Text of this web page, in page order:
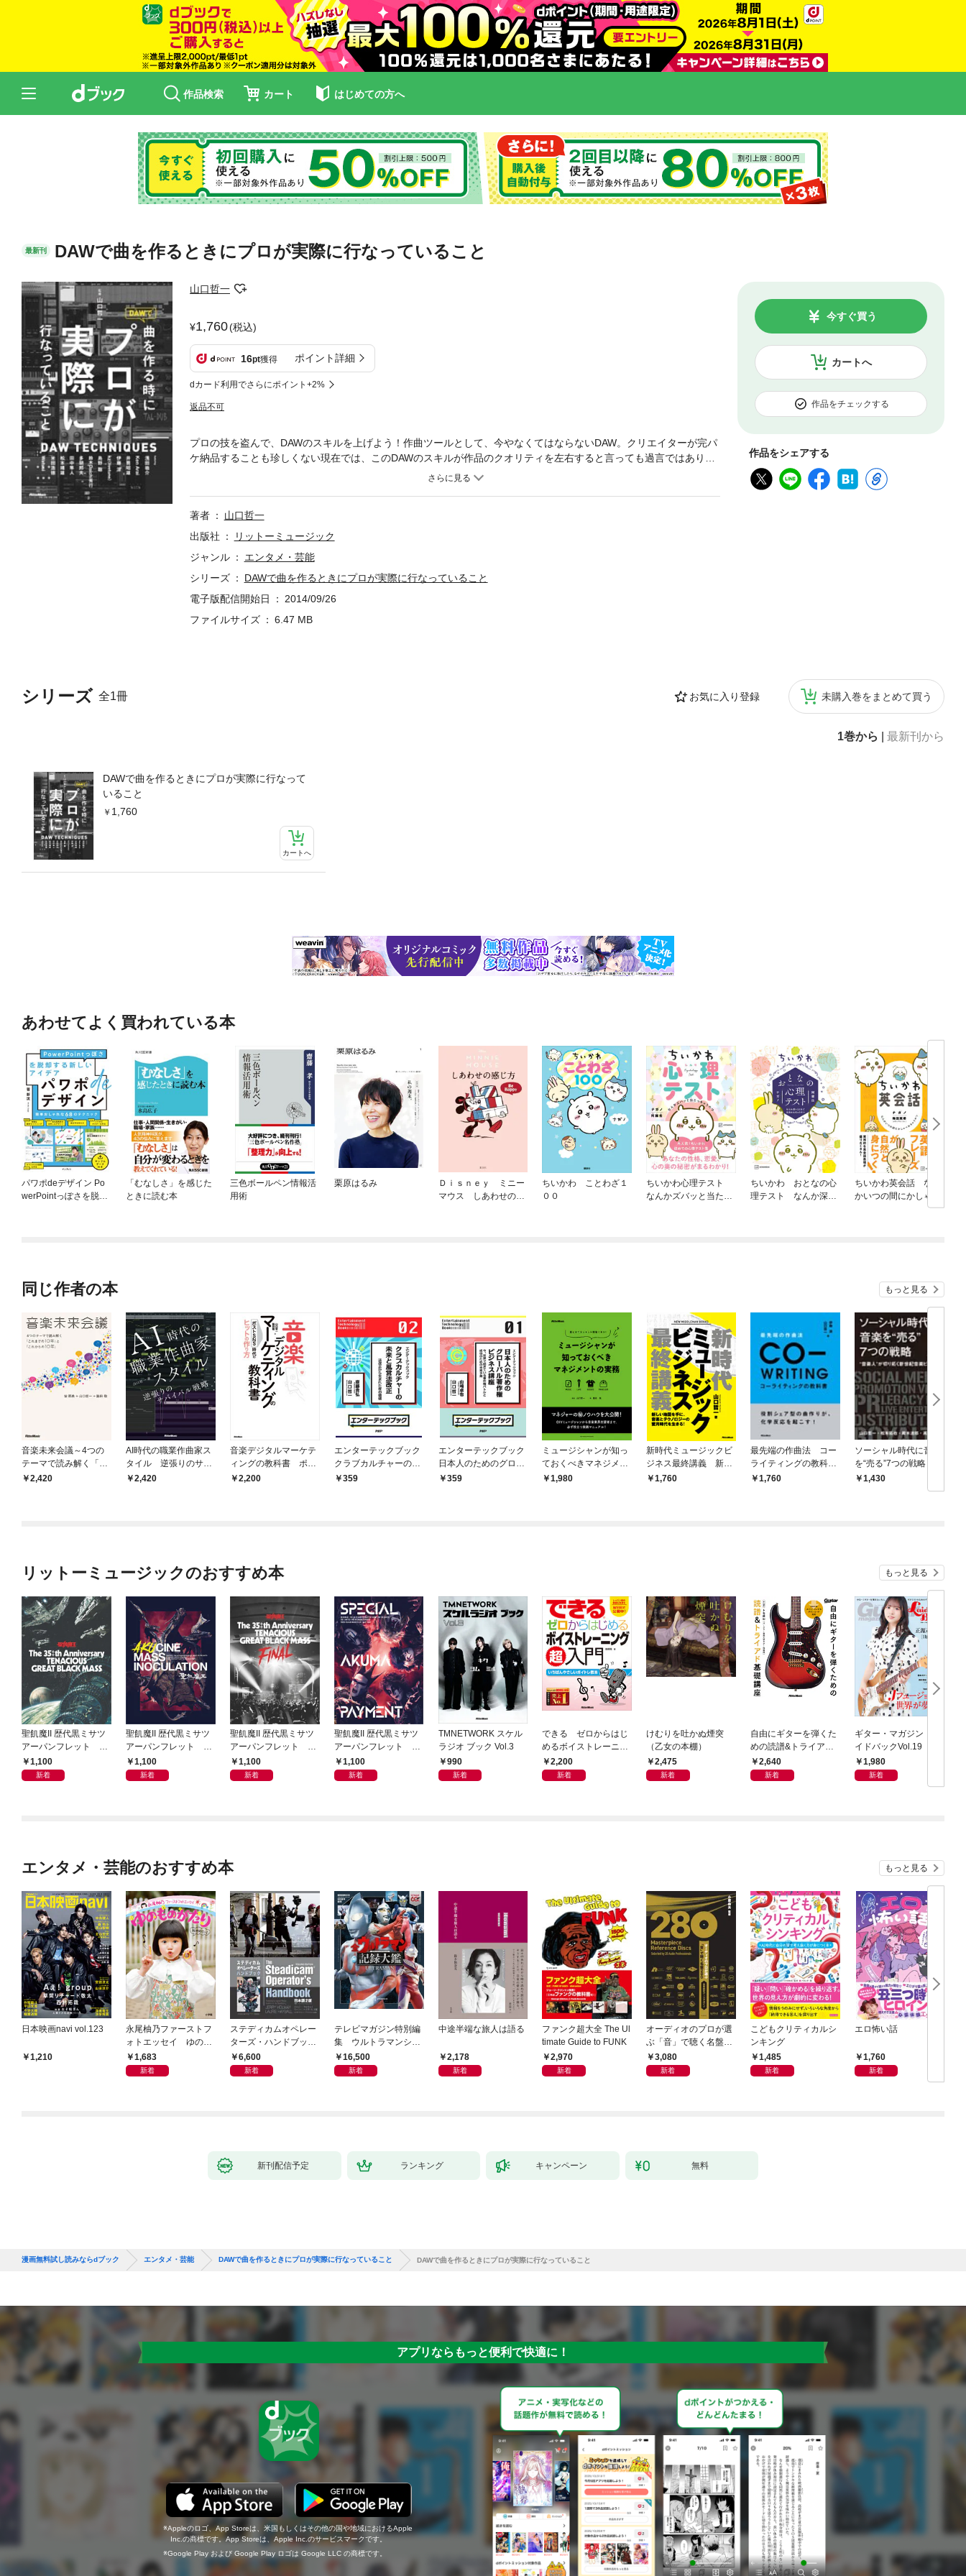
作品検索 カート はじめての方へ
最新刊 DAWで曲を作るときにプロが実際に行なっていること
山口哲一
1,760(税込)
16pt獲得 ポイント詳細
dカード利用でさらにポイント+2%
返品不可
カートへ
今すぐ買う
作品をチェックする
作品をシェアする
シリーズ 全1冊 お気に入り登録 未購入巻をまとめて買う
1巻から 最新刊から
DAWで曲を作るときにプロが実際に行なって
いること
1,760
カートへ
プロの技を盗んで、DAWのスキルを上げよう！作曲ツールとして、今やなくてはならないDAW。クリエイターが完パ
ケ納品することも珍しくない現在では、このDAWのスキルが作品のクオリティを左右すると言っても過言ではありま
せん。そこで本書では、第一線で活躍中の現役プロの面々がどのようにDAWを使っているのかをご紹介していきま
さらに仮歌のディレクションや仮歌詞のコツを伊藤涼氏が伝授、超実践的なDAWを使った曲作りのノウハウが満載の
１冊です。
著者
山口哲一
出版社
リットーミュージック
ジャンル
エンタメ・芸能
シリーズ
DAWで曲を作るときにプロが実際に行なっていること
電子版配信開始日
2014/09/26
ファイルサイズ
6.47 MB
あわせてよく買われている本
パワポdeデザイン Po
werPointっぽさを脱却
「むなしさ」を感じた
ときに読む本
三色ボールペン情報活
用術
栗原はるみ
Ｄｉｓｎｅｙ ミニー
マウス しあわせの感
ちいかわ ことわざ１
００
ちいかわ心理テスト
なんかズバッと当たっ
ちいかわ おとなの心
理テスト なんか深い
ちいかわ英会話 なん
かいつの間にかしゃべ
同じ作者の本 もっと見る
音楽未来会議～4つの
テーマで読み解く「こ
れまでの10年」と「こ
2,420
AI時代の職業作曲家ス
タイル 逆張りのサバ
イバル戦略
2,420
音楽デジタルマーケテ
ィングの教科書 ポス
トSNS時代のヒットの
2,200
エンターテックブック
クラブカルチャーの未
来と風営法改正
359
エンターテックブック
日本人のためのグロー
バル著作権ビジネス講
359
ミュージシャンが知っ
ておくべきマネジメン
トの実務 答えはマネ
1,980
新時代ミュージックビ
ジネス最終講義 新し
い地図を手に、音楽と
1,760
最先端の作曲法 コー
ライティングの教科
書 役割シェア型の曲
1,760
ソーシャル時代に音楽
を“売る”7つの戦略 ～
“音楽人”が切り拓く新
1,430
リットーミュージックのおすすめ本 もっと見る
聖飢魔II 歴代黒ミサツ
アーパンフレット Th
e 35++th Anniversary
TENACIOUS GREAT B
1,100
新着
聖飢魔II 歴代黒ミサツ
アーパンフレット VI
DEO & MUTANT “LIV
E” BLACK MASS TOU
1,100
新着
聖飢魔II 歴代黒ミサツ
アーパンフレット Th
e 35++th Anniversary
TENACIOUS GREAT B
1,100
新着
聖飢魔II 歴代黒ミサツ
アーパンフレット VI
DEO BLACK MASS &
LIVE TALK TOUR「特
1,100
新着
TMNETWORK スケル
ラジオ ブック Vol.3
990
新着
できる ゼロからはじ
めるボイストレーニン
グ超入門
2,200
新着
けむりを吐かぬ煙突
（乙女の本棚）
2,475
新着
自由にギターを弾くた
めの読譜&トライアド
基礎講座
2,640
新着
ギター・マガジン・レ
イドバックVol.19
1,980
新着
エンタメ・芸能のおすすめ本 もっと見る
日本映画navi vol.123
1,210
永尾柚乃ファーストフ
ォトエッセイ ゆのも
のがたり
1,683
新着
ステディカムオペレー
ターズ・ハンドブック
日本語版 電子版 第２
版
6,600
新着
テレビマガジン特別編
集 ウルトラマンシリ
ーズ６０周年記念 全
ウルトラマン記録大鑑
16,500
新着
中途半端な旅人は語る
2,178
新着
ファンク超大全 The Ul
timate Guide to FUNK
2,970
新着
オーディオのプロが選
ぶ「音」で聴く名盤28
0——音質探究ディス
クガイド
3,080
新着
こどもクリティカルシ
ンキング
1,485
新着
エロ怖い話
1,760
新着
新刊配信予定 ランキング キャンペーン 無料
漫画無料試し読みならdブック エンタメ・芸能 DAWで曲を作るときにプロが実際に行なっていること DAWで曲を作るときにプロが実際に行なっていること
アプリならもっと便利で快適に！
Appleのロゴ、App Storeは、米国もしくはその他の国や地域におけるApple
Inc.の商標です。App Storeは、Apple Inc.のサービスマークです。
Google Play および Google Play ロゴは Google LLC の商標です。